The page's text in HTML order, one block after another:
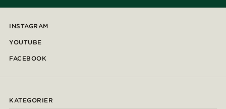
INSTAGRAM
YOUTUBE
FACEBOOK
KATEGORIER